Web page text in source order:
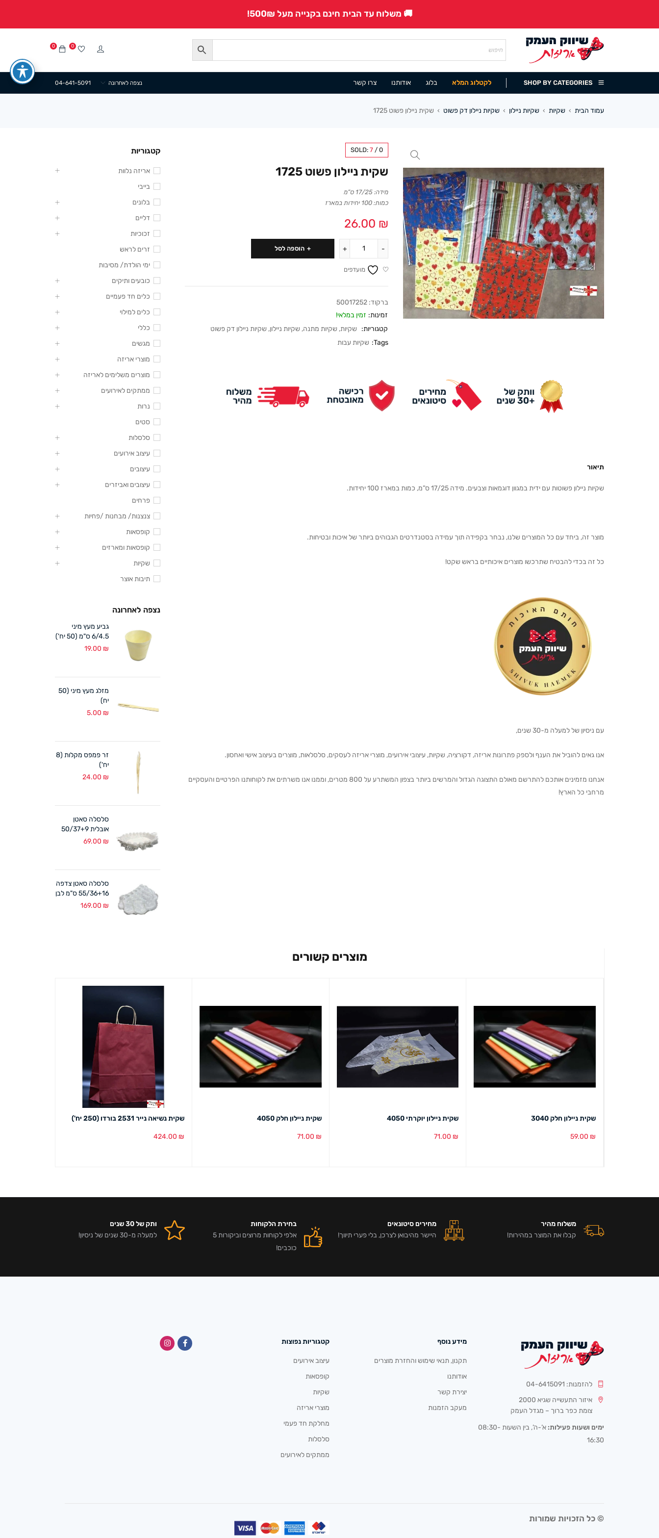
🚚 משלוח עד הבית חינם בקנייה מעל 500₪!
0 0
SHOP BY CATEGORIES לקטלוג המלא בלוג אודותנו צרו קשר 04-641-5091 נצפה לאחרונה
עמוד הבית › שקיות › שקיות ניילון › שקיות ניילון דק פשוט › שקית ניילון פשוט 1725
SOLD: 7 / 0
שקית ניילון פשוט 1725
מידה: 17/25 ס”מ
כמות: 100 יחידות במארז
26.00 ₪
הוספה לסל
מועדפים
ברקוד: 50017252
זמינות: זמין במלאי!
קטגוריות:
שקיות, שקיות מתנה, שקיות ניילון, שקיות ניילון דק פשוט
Tags: שקיות עבות
תיאור
שקיות ניילון פשוטות עם ידית במגוון דוגמאות וצבעים. מידה 17/25 ס”מ, כמות במארז 100 יחידות.
מוצר זה, ביחד עם כל המוצרים שלנו, נבחר בקפידה תוך עמידה בסטנדרטים הגבוהים ביותר של איכות ובטיחות.
כל זה בכדי להבטיח שתרכשו מוצרים איכותיים בראש שקט!
עם ניסיון של למעלה מ-30 שנים,
אנו גאים להוביל את הענף ולספק פתרונות אריזה, דקורציה, שקיות, עיצובי אירועים, מוצרי אריזה לעסקים, סלסלאות, מוצרים בעיצוב אישי ואחסון.
אנחנו מזמינים אותכם להתרשם מאולם התצוגה הגדול והמרשים ביותר בצפון המשתרע על 800 מטרים, וממנו אנו משרתים את לקוחותנו הפרטיים והעסקיים
מרחבי כל הארץ!
קטגוריות
אריזה נלוות
בייבי
בלונים
דליים
זכוכיות
זרים לראש
ימי הולדת/ מסיבות
כובעים ותיקים
כלים חד פעמיים
כלים למילוי
כללי
מגשים
מוצרי אריזה
מוצרים משלימים לאריזה
ממתקים לאירועים
נרות
סטים
סלסלות
עיצוב אירועים
עיצובים
עיצובים ואביזרים
פרחים
צנצנות/ מבחנות /פחיות
קופסאות
קופסאות ומארזים
שקיות
תיבות אוצר
נצפה לאחרונה
גביע מעץ מיני
6/4.5 ס"מ (50 יח')
19.00 ₪
מזלג מעץ מיני (50
יח)
5.00 ₪
זר פמפס מקלות (8
יח')
24.00 ₪
סלסלה סאטן
אובלית 50/37+9
ס"מ לבן
69.00 ₪
סלסלה סאטן צדפה
55/36+16 ס"מ לבן
169.00 ₪
מוצרים קשורים
שקית ניילון חלק 3040
59.00 ₪
שקית ניילון יוקרתי 4050
71.00 ₪
שקית ניילון חלק 4050
71.00 ₪
שקית נשיאה נייר 2531 בורדו (250 יח')
424.00 ₪
משלוח מהיר
קבלו את המוצר במהירות!
מחירים סיטונאים
היישר מהיבואן לצרכן, בלי פערי תיווך!
בחירת הלקוחות
אלפי לקוחות מרוצים וביקורות 5
כוכבים!
ותק של 30 שנים
למעלה מ-30 שנים של ניסיון!
להזמנות: 04-6415091
איזור התעשייה שגיא 2000
צומת כפר ברוך – מגדל העמק
ימים ושעות פעילות:
א’-ה’, בין השעות 08:30-
16:30
מידע נוסף
תקנון, תנאי שימוש והחזרת מוצרים
אודותנו
יצירת קשר
מעקב הזמנות
קטגוריות נפוצות
עיצוב אירועים
קופסאות
שקיות
מוצרי אריזה
מחלקת חד פעמי
סלסלות
ממתקים לאירועים
© כל הזכויות שמורות